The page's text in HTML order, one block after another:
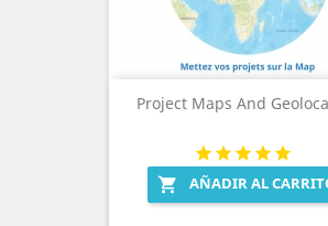
Project Maps And
 AÑADIR AL